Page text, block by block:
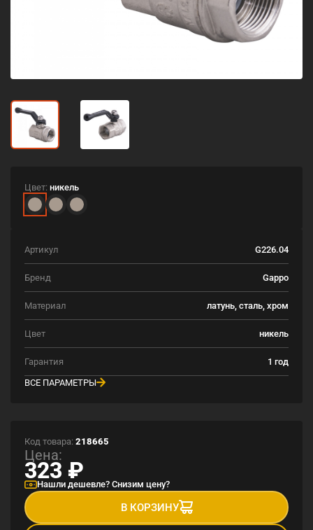
Цвет: никель
Артикул G226.04
Бренд Gappo
Материал латунь, сталь, хром
Цвет никель
Гарантия
1 год
ВСЕ ПАРАМЕТРЫ
Код товара: 218665
Цена:
323 ₽
Нашли дешевле? Снизим цену?
В КОРЗИНУ